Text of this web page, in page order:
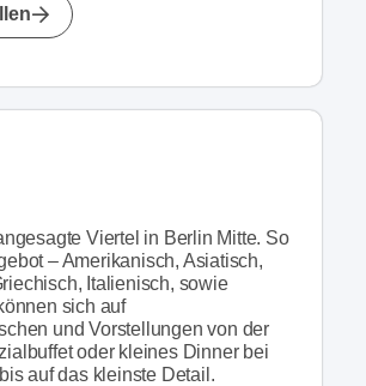
Viertel in Berlin Mitte. So
– Amerikanisch, Asiatisch,
Italienisch, sowie
sich auf
und Vorstellungen von der
oder kleines Dinner bei
auf das kleinste Detail.